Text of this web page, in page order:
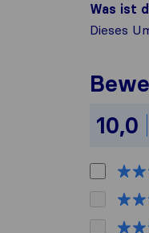
Was ist
Dieses
10,0